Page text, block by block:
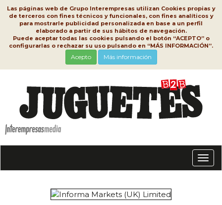
Las páginas web de Grupo Interempresas utilizan Cookies propias y
de terceros con fines técnicos y funcionales, con fines analíticos y
para mostrarle publicidad personalizada en base a un perfil
elaborado a partir de sus hábitos de navegación.
Puede aceptar todas las cookies pulsando el botón “ACEPTO” o
configurarlas o rechazar su uso pulsando en “MÁS INFORMACIÓN”.
Acepto Más información